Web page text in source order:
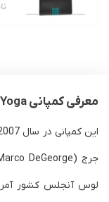
معرفی کمپانی Alo Yoga
لوس آنجلس کشور